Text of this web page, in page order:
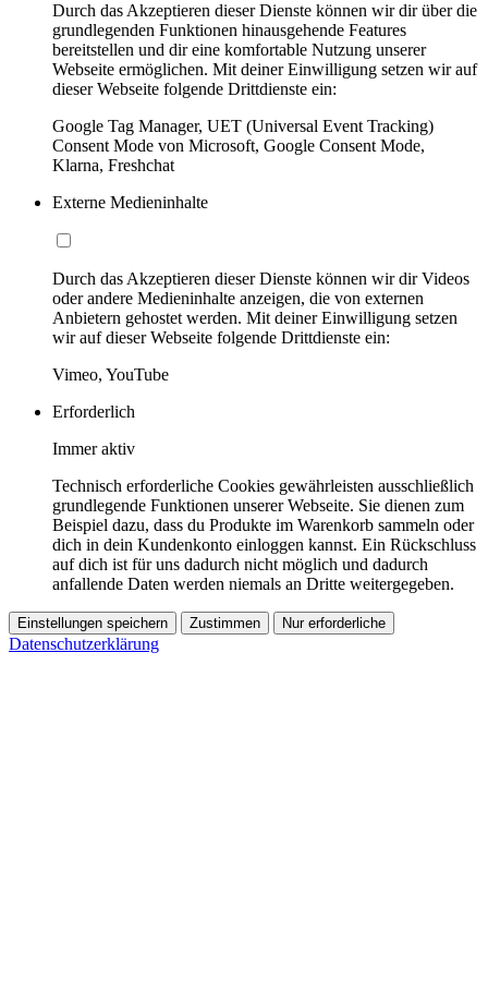
Durch das Akzeptieren dieser Dienste können wir dir über die
grundlegenden Funktionen hinausgehende Features
bereitstellen und dir eine komfortable Nutzung unserer
Webseite ermöglichen. Mit deiner Einwilligung setzen wir auf
dieser Webseite folgende Drittdienste ein:
Google Tag Manager, UET (Universal Event Tracking)
Consent Mode von Microsoft, Google Consent Mode,
Klarna, Freshchat
Externe Medieninhalte
Durch das Akzeptieren dieser Dienste können wir dir Videos
oder andere Medieninhalte anzeigen, die von externen
Anbietern gehostet werden. Mit deiner Einwilligung setzen
wir auf dieser Webseite folgende Drittdienste ein:
Vimeo, YouTube
Erforderlich
Immer aktiv
Technisch erforderliche Cookies gewährleisten ausschließlich
grundlegende Funktionen unserer Webseite. Sie dienen zum
Beispiel dazu, dass du Produkte im Warenkorb sammeln oder
dich in dein Kundenkonto einloggen kannst. Ein Rückschluss
auf dich ist für uns dadurch nicht möglich und dadurch
anfallende Daten werden niemals an Dritte weitergegeben.
Einstellungen speichern Zustimmen Nur erforderliche
Datenschutzerklärung